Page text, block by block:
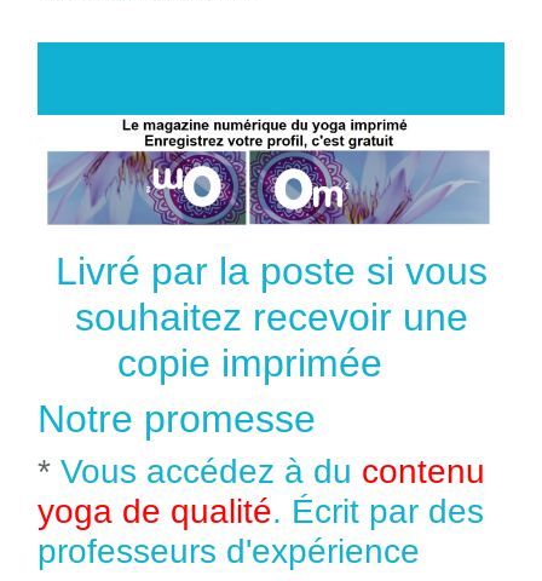
Livré par la poste si vous
souhaitez recevoir une
copie imprimée
Notre promesse
* Vous accédez à du contenu
yoga de qualité. Écrit par des
professeurs d'expérience